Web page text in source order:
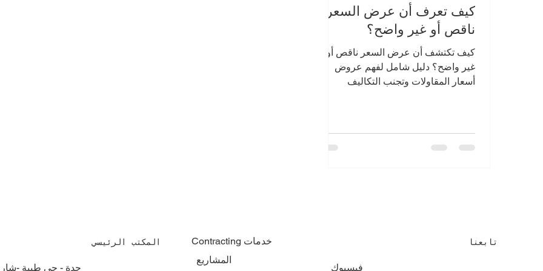
كيف تعرف أن عرض السعر
ناقص أو غير واضح؟
كيف تكتشف أن عرض السعر ناقص أو
غير واضح؟ دليل شامل لفهم عروض
أسعار المقاولات وتجنب التكاليف
المكتب الرئيسي
جدة - حي طيبة -
Contracting خدمات
المشاريع
تابعنا
فيسبوك